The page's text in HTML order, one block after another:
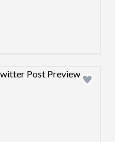
preview image